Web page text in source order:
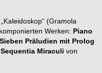
(Gramola
Werken: Piano
Präludien mit Prolog
Sequentia Miraculi von